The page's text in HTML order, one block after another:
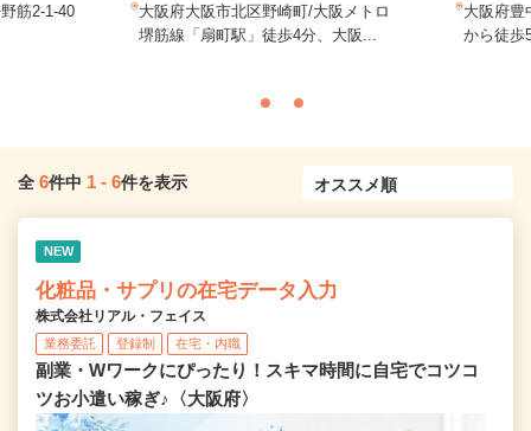
筋2-1-40
大阪府大阪市北区野崎町/大阪メトロ
堺筋線「扇町駅」徒歩4分、大阪...
大阪府豊
から徒歩
全 6件中 1 - 6件を表示
NEW
化粧品・サプリの在宅データ入力
株式会社リアル・フェイス
業務委託 登録制 在宅・内職
副業・Wワークにぴったり！スキマ時間に自宅でコツコ
ツお小遣い稼ぎ♪〈大阪府〉